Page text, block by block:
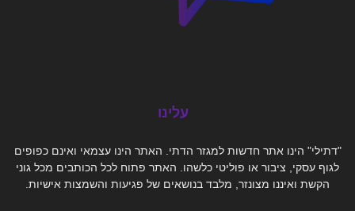
עלינו
"דתילי" הינו אתר חדשות למגזר הדתי. האתר הינו עצמאי ואינם כפופים
לגוף עסקי, ציבור או פוליטי כלשהו. האתר פתוח לכל הכותבים מכל גוני
הקשת ואיננו מצונזר, מלבד בנושאים של פגיעות והשמצות אישיות.